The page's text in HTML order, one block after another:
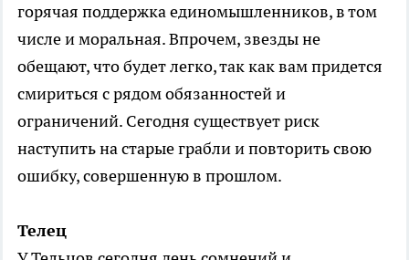
горячая поддержка единомышленников, в том
числе и моральная. Впрочем, звезды не
обещают, что будет легко, так как вам придется
смириться с рядом обязанностей и
ограничений. Сегодня существует риск
наступить на старые грабли и повторить свою
ошибку, совершенную в прошлом.
Телец